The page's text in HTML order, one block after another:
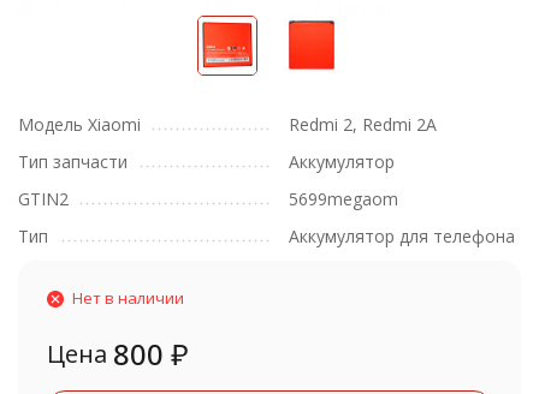
Модель Xiaomi
Redmi 2, Redmi 2A
Тип запчасти
Аккумулятор
GTIN2
5699megaom
Тип
Аккумулятор для телефона
Нет в наличии
Цена 800 ₽